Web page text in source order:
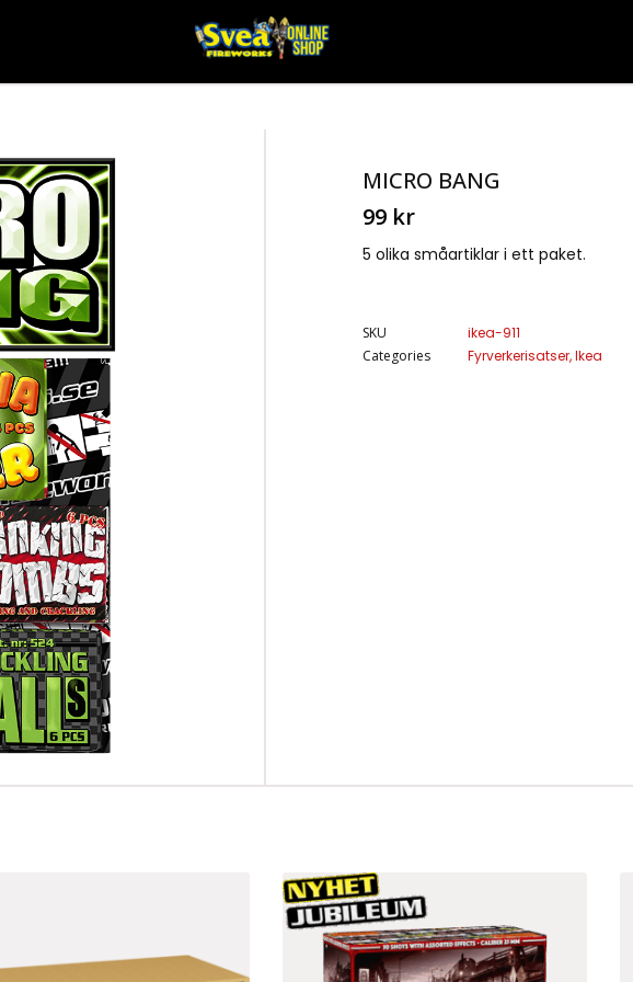
MICRO BANG
99 kr
5 olika småartiklar i ett paket.
SKU
ikea-911
Categories
Fyrverkerisatser,Ikea